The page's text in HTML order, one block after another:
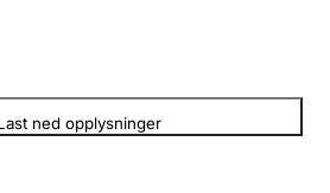
ned opplysninger